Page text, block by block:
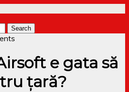
e gata să
țară?